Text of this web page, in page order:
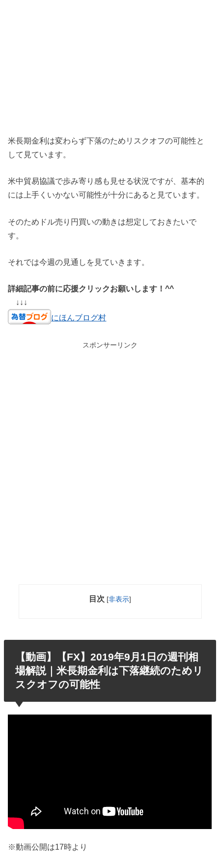
米長期金利は変わらず下落のためリスクオフの可能性と
して見ています。
米中貿易協議で歩み寄り感も見せる状況ですが、基本的
には上手くいかない可能性が十分にあると見ています。
そのためドル売り円買いの動きは想定しておきたいで
す。
それでは今週の見通しを見ていきます。
詳細記事の前に応援クリックお願いします！^^
↓↓↓
にほんブログ村
スポンサーリンク
目次 [非表示]
【動画】【FX】2019年9月1日の週刊相
場解説｜米長期金利は下落継続のためリ
スクオフの可能性
※動画公開は17時より